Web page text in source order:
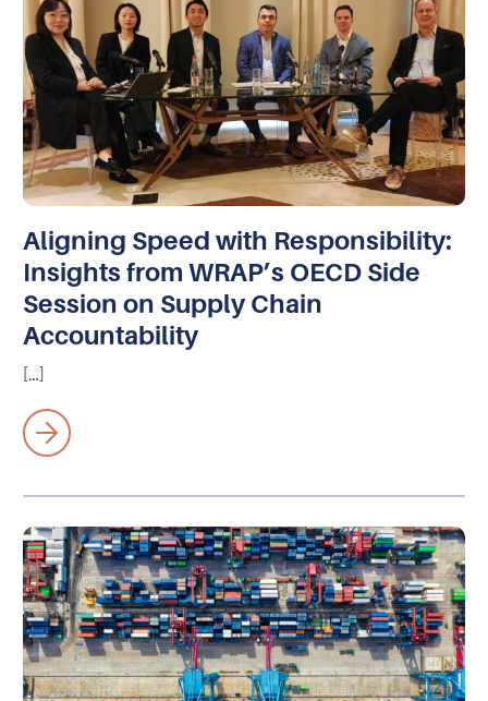
Aligning Speed with Responsibility:
Insights from WRAP’s OECD Side
Session on Supply Chain
Accountability
[…]